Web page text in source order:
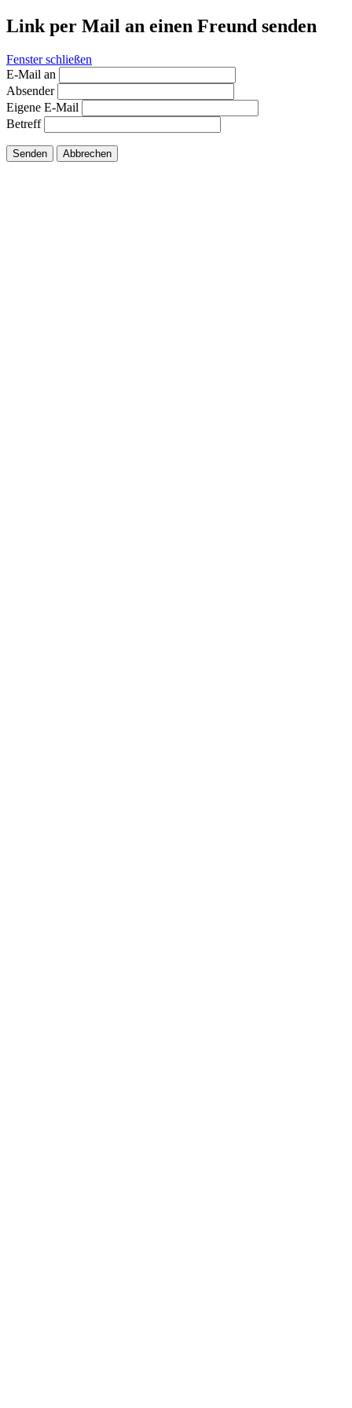
Link per Mail an einen Freund senden
Fenster schließen
E-Mail an
Absender
Eigene E-Mail
Betreff
Senden Abbrechen